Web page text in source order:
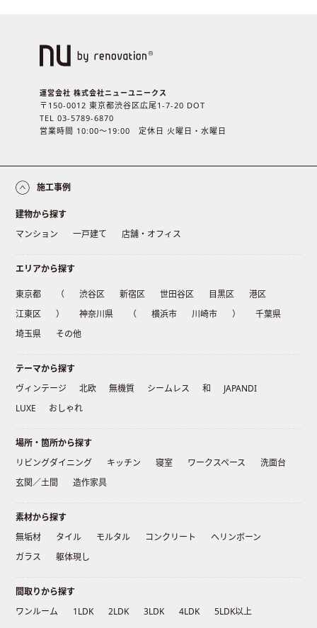
運営会社 株式会社ニューユニークス
〒150-0012 東京都渋谷区広尾1-7-20 DOT
TEL 03-5789-6870
営業時間 10:00〜19:00 定休日 火曜日・水曜日
施工事例
建物から探す
マンション
一戸建て 店舗・オフィス
エリアから探す
東京都 （ 渋谷区 新宿区 世田谷区 目黒区
港区
江東区
） 神奈川県 （ 横浜市 川崎市 ）
千葉県
埼玉県
その他
テーマから探す
ヴィンテージ
北欧 無機質 シームレス 和
JAPANDI
LUXE
おしゃれ
場所・箇所から探す
リビングダイニング
キッチン 寝室 ワークスペース
洗面台
玄関／土間
造作家具
素材から探す
無垢材
タイル モルタル コンクリート
ヘリンボーン
ガラス
躯体現し
間取りから探す
ワンルーム
1LDK 2LDK 3LDK 4LDK 5LDK以上